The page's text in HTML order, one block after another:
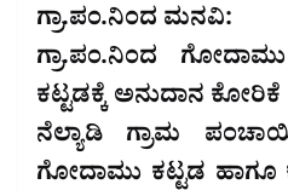
ಗ್ರಾ.ಪಂ.ನಿಂದ ಮನವಿ:
ಗ್ರಾ.ಪಂ.ನಿಂದ
ಕಟ್ಟಡಕ್ಕೆ ಅನುದಾನ ಕೋರಿಕೆ
ನೆಲ್ಯಾಡಿ ಗ್ರಾಮ
ಗೋದಾಮು ಕಟ್ಟಡ ಹಾಗೂ